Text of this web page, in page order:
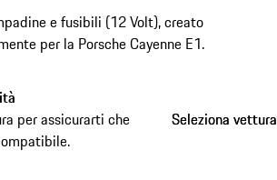
e fusibili (12 Volt), creato
per la Porsche Cayenne E1.
per assicurarti che
Seleziona vettura
Seleziona vettura